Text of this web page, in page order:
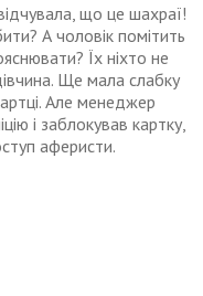
що це шахраї!
А чоловік помітить
Їх ніхто не
Ще мала слабку
Але менеджер
і заблокував картку,
аферисти.